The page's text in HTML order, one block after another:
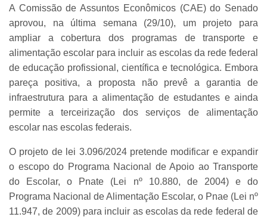
A Comissão de Assuntos Econômicos (CAE) do Senado
aprovou, na última semana (29/10), um projeto para
ampliar a cobertura dos programas de transporte e
alimentação escolar para incluir as escolas da rede federal
de educação profissional, científica e tecnológica. Embora
pareça positiva, a proposta não prevê a garantia de
infraestrutura para a alimentação de estudantes e ainda
permite a terceirização dos serviços de alimentação
escolar nas escolas federais.
O projeto de lei 3.096/2024 pretende modificar e expandir
o escopo do Programa Nacional de Apoio ao Transporte
do Escolar, o Pnate (Lei nº 10.880, de 2004) e do
Programa Nacional de Alimentação Escolar, o Pnae (Lei nº
11.947, de 2009) para incluir as escolas da rede federal de